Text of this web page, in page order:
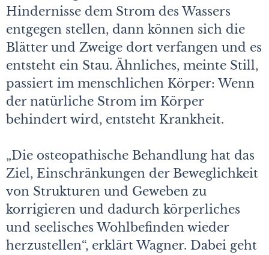
Hindernisse dem Strom des Wassers
entgegen stellen, dann können sich die
Blätter und Zweige dort verfangen und es
entsteht ein Stau. Ähnliches, meinte Still,
passiert im menschlichen Körper: Wenn
der natürliche Strom im Körper
behindert wird, entsteht Krankheit.
„Die osteopathische Behandlung hat das
Ziel, Einschränkungen der Beweglichkeit
von Strukturen und Geweben zu
korrigieren und dadurch körperliches
und seelisches Wohlbefinden wieder
herzustellen“, erklärt Wagner. Dabei geht